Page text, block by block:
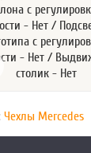
с
- Нет /
с
- Нет /
столик - Нет
Чехлы Mercedes